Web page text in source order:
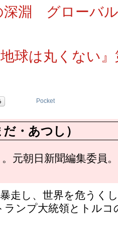
深淵 グローバ
地球は丸くない
Pocket
・あつし）
元朝日新聞編集委員
走し、世界を危うく
ランプ大統領とトル